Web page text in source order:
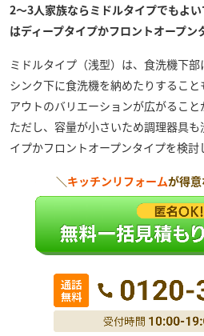
2～3人家族ならミドルタイプでもよ
はディープタイプかフロントオープン
ミドルタイプ（浅型）は、食洗機下部
シンク下に食洗機を納めたりするこ
アウトのバリエーションが広がること
ただし、容量が小さいため調理器具
イプかフロントオープンタイプを検討
＼キッチンリフォームが得